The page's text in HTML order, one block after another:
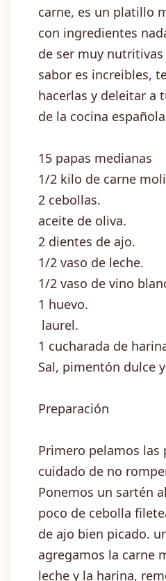
carne, es un platillo
con ingredientes
de ser muy nutritivas
sabor es increibles,
hacerlas y deleitar a
de la cocina
15 papas medianas
1/2 kilo de carne
2 cebollas.
aceite de oliva.
2 dientes de ajo.
1/2 vaso de leche.
1/2 vaso de vino
1 huevo.
laurel.
1 cucharada de
Sal, pimentón dulce
Preparación
Primero pelamos las
cuidado de no
Ponemos un sartén
poco de cebolla
de ajo bien picado.
agregamos la carne
leche y la harina,